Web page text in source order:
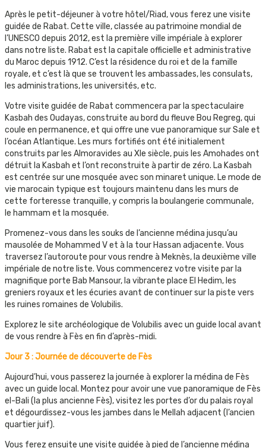
Après le petit-déjeuner à votre hôtel/Riad, vous ferez une visite
guidée de Rabat. Cette ville, classée au patrimoine mondial de
l’UNESCO depuis 2012, est la première ville impériale à explorer
dans notre liste. Rabat est la capitale officielle et administrative
du Maroc depuis 1912. C’est la résidence du roi et de la famille
royale, et c’est là que se trouvent les ambassades, les consulats,
les administrations, les universités, etc.
Votre visite guidée de Rabat commencera par la spectaculaire
Kasbah des Oudayas, construite au bord du fleuve Bou Regreg, qui
coule en permanence, et qui offre une vue panoramique sur Sale et
l’océan Atlantique. Les murs fortifiés ont été initialement
construits par les Almoravides au XIe siècle, puis les Amohades ont
détruit la Kasbah et l’ont reconstruite à partir de zéro. La Kasbah
est centrée sur une mosquée avec son minaret unique. Le mode de
vie marocain typique est toujours maintenu dans les murs de
cette forteresse tranquille, y compris la boulangerie communale,
le hammam et la mosquée.
Promenez-vous dans les souks de l’ancienne médina jusqu’au
mausolée de Mohammed V et à la tour Hassan adjacente. Vous
traversez l’autoroute pour vous rendre à Meknès, la deuxième ville
impériale de notre liste. Vous commencerez votre visite par la
magnifique porte Bab Mansour, la vibrante place El Hedim, les
greniers royaux et les écuries avant de continuer sur la piste vers
les ruines romaines de Volubilis.
Explorez le site archéologique de Volubilis avec un guide local avant
de vous rendre à Fès en fin d’après-midi.
Jour 3 : Journée de découverte de Fès
Aujourd’hui, vous passerez la journée à explorer la médina de Fès
avec un guide local. Montez pour avoir une vue panoramique de Fès
el-Bali (la plus ancienne Fès), visitez les portes d’or du palais royal
et dégourdissez-vous les jambes dans le Mellah adjacent (l’ancien
quartier juif).
Vous ferez ensuite une visite guidée à pied de l’ancienne médina